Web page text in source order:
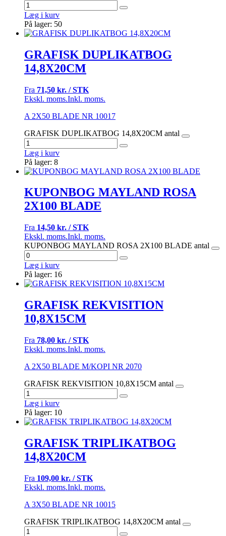
Læg i kurv
På lager: 50
GRAFISK DUPLIKATBOG
14,8X20CM
Fra 71,50 kr. / STK
Ekskl. moms.Inkl. moms.
A 2X50 BLADE NR 10017
GRAFISK DUPLIKATBOG 14,8X20CM antal
Læg i kurv
På lager: 8
KUPONBOG MAYLAND ROSA
2X100 BLADE
Fra 14,50 kr. / STK
Ekskl. moms.Inkl. moms.
KUPONBOG MAYLAND ROSA 2X100 BLADE antal
Læg i kurv
På lager: 16
GRAFISK REKVISITION
10,8X15CM
Fra 78,00 kr. / STK
Ekskl. moms.Inkl. moms.
A 2X50 BLADE M/KOPI NR 2070
GRAFISK REKVISITION 10,8X15CM antal
Læg i kurv
På lager: 10
GRAFISK TRIPLIKATBOG
14,8X20CM
Fra 109,00 kr. / STK
Ekskl. moms.Inkl. moms.
A 3X50 BLADE NR 10015
GRAFISK TRIPLIKATBOG 14,8X20CM antal